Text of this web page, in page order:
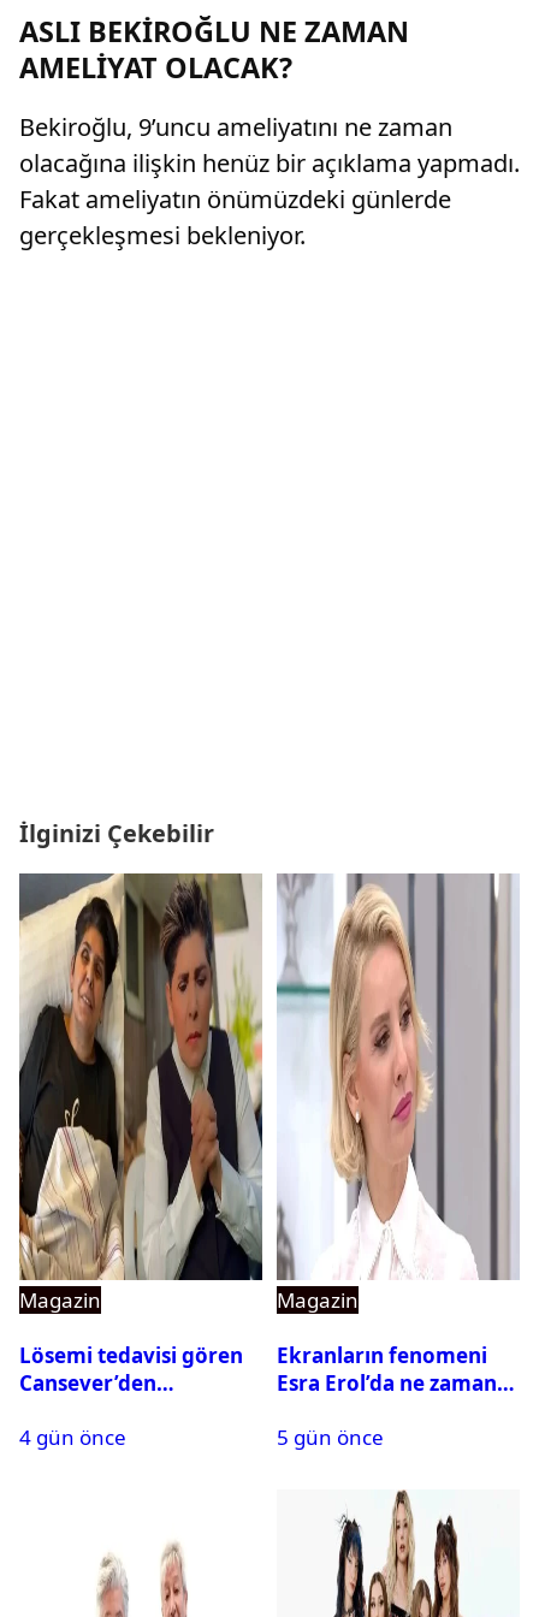
ASLI BEKİROĞLU NE ZAMAN
AMELİYAT OLACAK?
Bekiroğlu, 9’uncu ameliyatını ne zaman
olacağına ilişkin henüz bir açıklama yapmadı.
Fakat ameliyatın önümüzdeki günlerde
gerçekleşmesi bekleniyor.
İlginizi Çekebilir
Magazin
Lösemi tedavisi gören
Cansever’den
4 gün önce
Magazin
Ekranların fenomeni
Esra Erol’da ne zaman
5 gün önce